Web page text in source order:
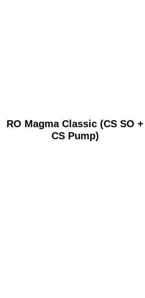
RO Magma Classic (CS SO +
CS Pump)